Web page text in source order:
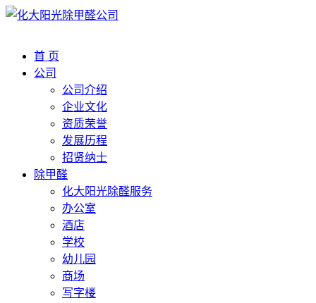
首 页
公司
公司介绍
企业文化
资质荣誉
发展历程
招贤纳士
除甲醛
化大阳光除醛服务
办公室
酒店
学校
幼儿园
商场
写字楼